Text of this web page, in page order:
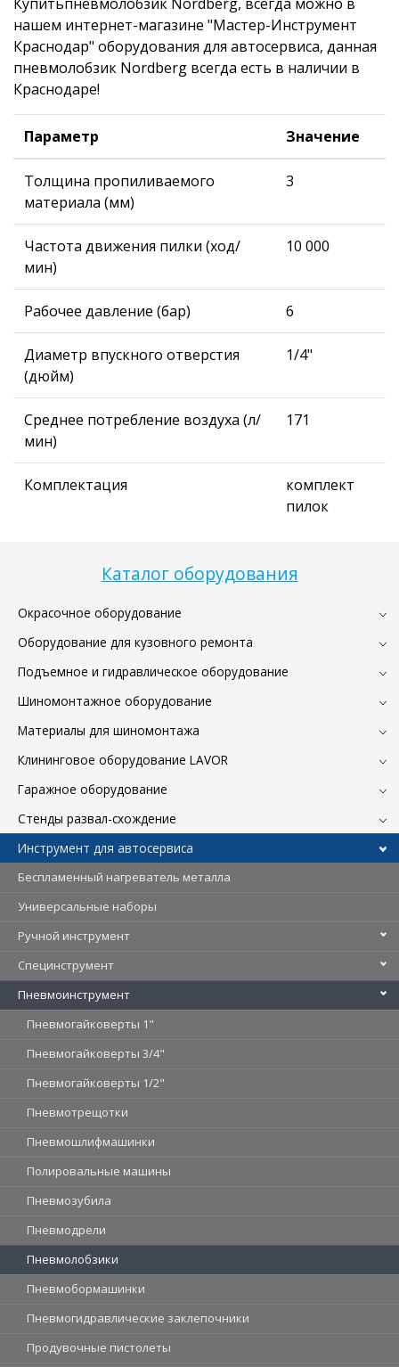
Каталог оборудования
Окрасочное оборудование
Оборудование для кузовного ремонта
Подъемное и гидравлическое оборудование
Шиномонтажное оборудование
Материалы для шиномонтажа
Клининговое оборудование LAVOR
Гаражное оборудование
Стенды развал-схождение
Инструмент для автосервиса
Беспламенный нагреватель металла
Универсальные наборы
Ручной инструмент
Специнструмент
Пневмоинструмент
Пневмогайковерты 1"
Пневмогайковерты 3/4"
Пневмогайковерты 1/2"
Пневмотрещотки
Пневмошлифмашинки
Полировальные машины
Пневмозубила
Пневмодрели
Пневмолобзики
Пневмобормашинки
Пневмогидравлические заклепочники
Продувочные пистолеты
нашем интернет-магазине "Мастер-Инструмент
Краснодар" оборудования для автосервиса, данная
пневмолобзик Nordberg всегда есть в наличии в
Краснодаре!
Параметр Значение
Толщина пропиливаемого
материала (мм)
3
Частота движения пилки (ход/
мин)
10 000
Рабочее давление (бар) 6
Диаметр впускного отверстия
(дюйм)
1/4"
Среднее потребление воздуха (л/
мин)
171
Комплектация
комплект
пилок